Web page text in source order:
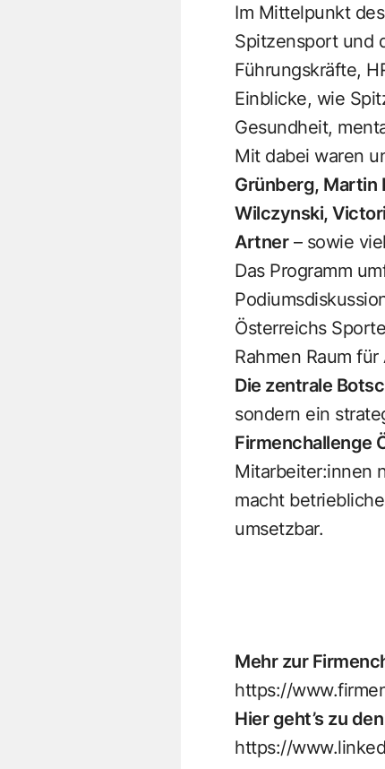
Im Mittelpunkt
Spitzensport und
Führungskräfte,
Einblicke, wie
Gesundheit,
Mit dabei waren
Grünberg, Martin
Wilczynski,
Artner– sowie
Das Programm
Österreichs
Rahmen Raum
Die zentrale
sondern ein
Firmenchallenge
Mitarbeiter:innen
macht
umsetzbar.
Mehr zur
https://
Hier geht’s zu
https://